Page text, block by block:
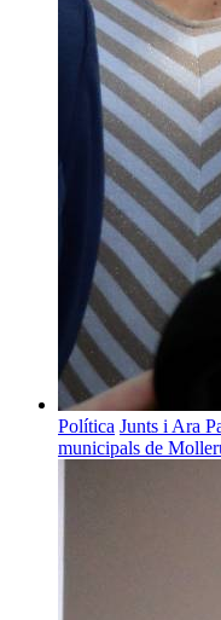
Política Junts i Ara
municipals de